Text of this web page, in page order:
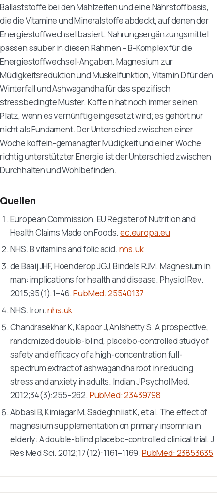
Ballaststoffe bei den Mahlzeiten und eine Nährstoffbasis,
die die Vitamine und Mineralstoffe abdeckt, auf denen der
Energiestoffwechsel basiert. Nahrungsergänzungsmittel
passen sauber in diesen Rahmen – B-Komplex für die
Energiestoffwechsel-Angaben, Magnesium zur
Müdigkeitsreduktion und Muskelfunktion, Vitamin D für den
Winterfall und Ashwagandha für das spezifisch
stressbedingte Muster. Koffein hat noch immer seinen
Platz, wenn es vernünftig eingesetzt wird; es gehört nur
nicht als Fundament. Der Unterschied zwischen einer
Woche koffein-gemanagter Müdigkeit und einer Woche
richtig unterstützter Energie ist der Unterschied zwischen
Durchhalten und Wohlbefinden.
Quellen
European Commission. EU Register of Nutrition and
Health Claims Made on Foods.ec.europa.eu
NHS. B vitamins and folic acid. nhs.uk
de Baaij JHF, Hoenderop JGJ, Bindels RJM. Magnesium in
man: implications for health and disease. Physiol Rev.
2015;95(1):1–46.PubMed: 25540137
NHS. Iron.nhs.uk
Chandrasekhar K, Kapoor J, Anishetty S. A prospective,
randomized double-blind, placebo-controlled study of
safety and efficacy of a high-concentration full-
spectrum extract of ashwagandha root in reducing
stress and anxiety in adults. Indian J Psychol Med.
2012;34(3):255–262. PubMed: 23439798
Abbasi B, Kimiagar M, Sadeghniiat K, et al. The effect of
magnesium supplementation on primary insomnia in
elderly: A double-blind placebo-controlled clinical trial.J
Res Med Sci. 2012;17(12):1161–1169. PubMed: 23853635